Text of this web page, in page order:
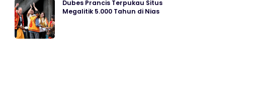
Dubes Prancis Terpukau Situs
Megalitik 5.000 Tahun di Nias